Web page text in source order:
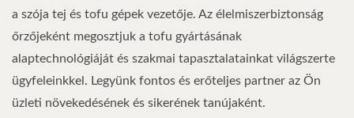
a szója tej és tofu gépek vezetője. Az élelmiszerbiztonság
őrzőjeként megosztjuk a tofu gyártásának
alaptechnológiáját és szakmai tapasztalatainkat világszerte
ügyfeleinkkel. Legyünk fontos és erőteljes partner az Ön
üzleti növekedésének és sikerének tanújaként.